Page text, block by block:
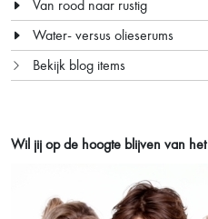
Van rood naar rustig
Water- versus olieserums
Bekijk blog items
Wil jij op de hoogte blijven van het